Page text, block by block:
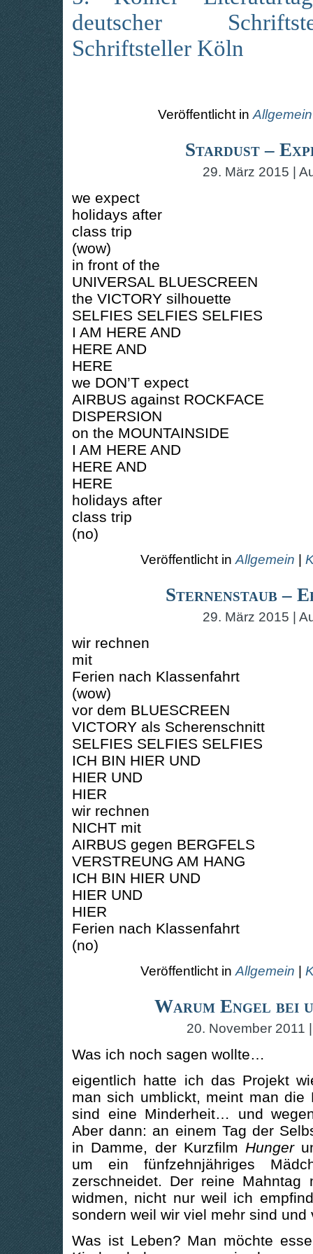
der Frau, besonders der Arbeiterin, kämpfte
als
deutscher
Schriftsteller Köln
Veröffentlicht inAllgemein
Stardust –
29. März 2015 |
we expect
holidays after
class trip
(wow)
in front of the
UNIVERSAL BLUESCREEN
the VICTORY silhouette
SELFIES SELFIES SELFIES
I AM HERE AND
HERE AND
HERE
we DON’T expect
AIRBUS against ROCKFACE
DISPERSION
on the MOUNTAINSIDE
I AM HERE AND
HERE AND
HERE
holidays after
class trip
(no)
Veröffentlicht inAllgemein
Sternenstaub –
29. März 2015 |
wir rechnen
mit
Ferien nach Klassenfahrt
(wow)
vor dem BLUESCREEN
VICTORY als Scherenschnitt
SELFIES SELFIES SELFIES
ICH BIN HIER UND
HIER UND
HIER
wir rechnen
NICHT mit
AIRBUS gegen BERGFELS
VERSTREUNG AM HANG
ICH BIN HIER UND
HIER UND
HIER
Ferien nach Klassenfahrt
(no)
Veröffentlicht inAllgemein
Warum Engel bei
20. November 2011
Was ich noch sagen wollte…
eigentlich hatte ich das Projekt
man sich umblickt, meint man die
sind eine Minderheit… und
Aber dann: an einem Tag der
in Damme, der Kurzfilm Hunger
um ein fünfzehnjähriges
zerschneidet. Der reine Mahntag
widmen, nicht nur weil ich
sondern weil wir viel mehr sind und
Was ist Leben? Man möchte